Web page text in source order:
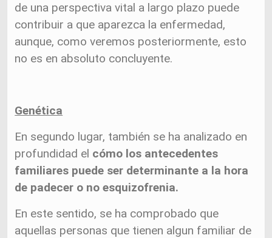
de una perspectiva vital a largo plazo puede
contribuir a que aparezca la enfermedad,
aunque, como veremos posteriormente, esto
no es en absoluto concluyente.
Genética
En segundo lugar, también se ha analizado en
profundidad el cómo los antecedentes
familiares puede ser determinante a la hora
de padecer o no esquizofrenia.
En este sentido, se ha comprobado que
aquellas personas que tienen algun familiar de